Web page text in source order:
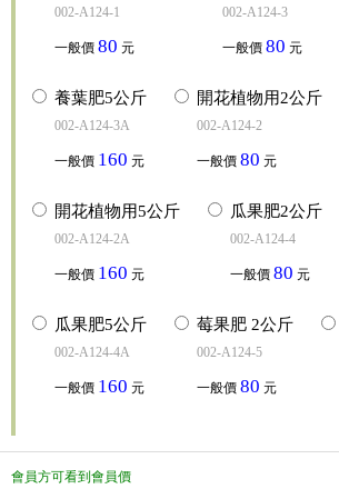
002-A124-1
一般價 80 元
002-A124-3
一般價 80 元
養葉肥5公斤
002-A124-3A
一般價 160 元
開花植物用2公斤
002-A124-2
一般價 80 元
開花植物用5公斤
002-A124-2A
一般價 160 元
瓜果肥2公斤
002-A124-4
一般價 80 元
瓜果肥5公斤
002-A124-4A
一般價 160 元
莓果肥 2公斤
002-A124-5
一般價 80 元
會員方可看到會員價